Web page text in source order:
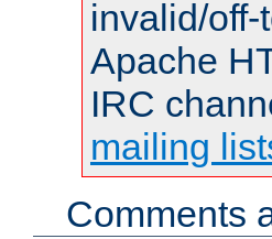
invalid/
Apache
IRC
mailing
Comments